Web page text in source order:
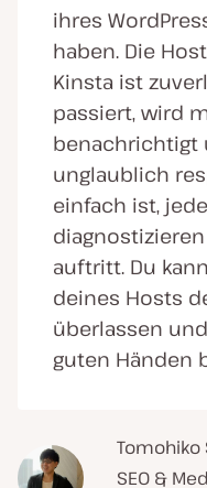
ihres
haben. Die
Kinsta ist
passiert, wird
benachrichtigt
unglaublich
einfach ist,
auftritt. Du
deines Hosts
überlassen
guten Händen
Tomohiko
SEO &